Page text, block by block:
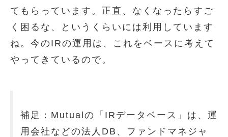
てもらっています。正直、なくなったらすご
く困るな、というくらいには利用しています
ね。今のIRの運用は、これをベースに考えて
やってきているので。
補足：Mutualの「IRデータベース」は、運
用会社などの法人DB、ファンドマネジャ